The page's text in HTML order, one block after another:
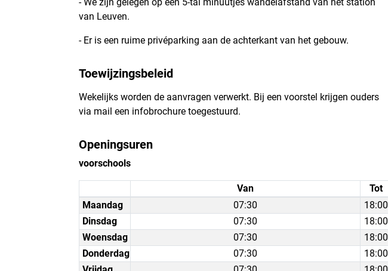
van Leuven.
- Er is een ruime privéparking aan de achterkant van het gebouw.
Toewijzingsbeleid
Wekelijks worden de aanvragen verwerkt. Bij een voorstel krijgen ouders
via mail een infobrochure toegestuurd.
Openingsuren
voorschools
Van
Tot
Maandag
07:30
18:00
Dinsdag
07:30
18:00
Woensdag
07:30
18:00
Donderdag
07:30
18:00